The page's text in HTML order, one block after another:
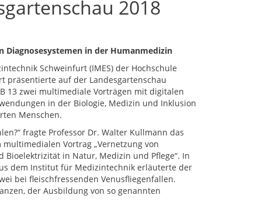
2018
Diagnosesystemen in der Humanmedizin
Schweinfurt (IMES) der Hochschule
präsentierte auf der Landesgartenschau
13 zwei multimediale Vorträgen mit digitalen
in der Biologie, Medizin und Inklusion
Menschen.
fragte Professor Dr. Walter Kullmann das
Vortrag „Vernetzung von
Bioelektrizität in Natur, Medizin und Pflege“. In
dem Institut für Medizintechnik erläuterte der
bei fleischfressenden Venusfliegenfallen.
der Ausbildung von so genannten